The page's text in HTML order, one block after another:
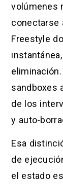
volúmenes
conectarse
Freestyle
sandboxes
de los
y auto-
Esa
de
el estado